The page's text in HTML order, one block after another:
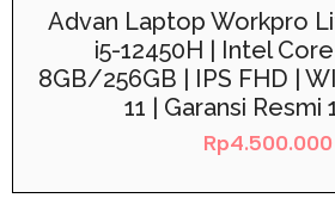
Rated
0
out
of
5
Advan Laptop Workpro
i5-12450H | Intel Core
8GB/256GB | IPS FHD |
11 | Garansi Resmi
Rp4.500.000